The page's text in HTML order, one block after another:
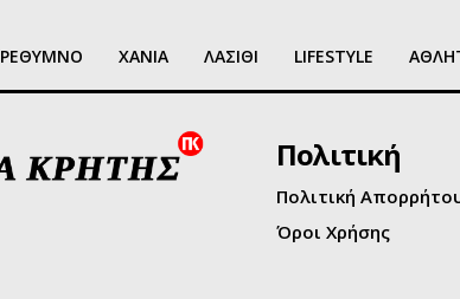
ΡΕΘΥΜΝΟ ΧΑΝΙΑ ΛΑΣΙΘΙ LIFESTYLE
Πολιτική
Πολιτική
Όροι Χρήσης